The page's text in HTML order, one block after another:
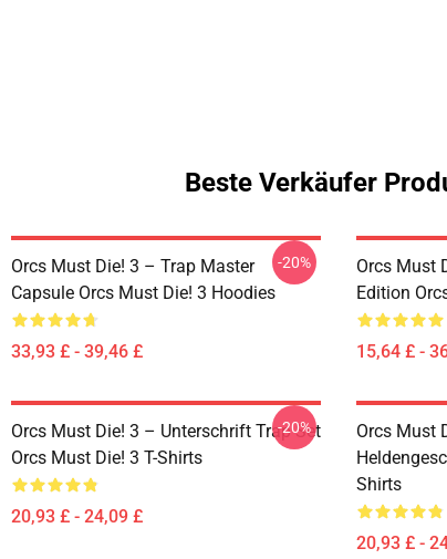
Beste Verkäufer
Orcs Must Die! 3 – Trap Master
Capsule Orcs Must Die! 3 Hoodies
33,93 £ - 39,46 £
-20%
Orcs Must
Edition
15,64 £ -
Orcs Must Die! 3 – Unterschrift Trap Set
Orcs Must Die! 3 T-Shirts
20,93 £ - 24,09 £
-20%
Orcs Must
Shirts
20,93 £ -